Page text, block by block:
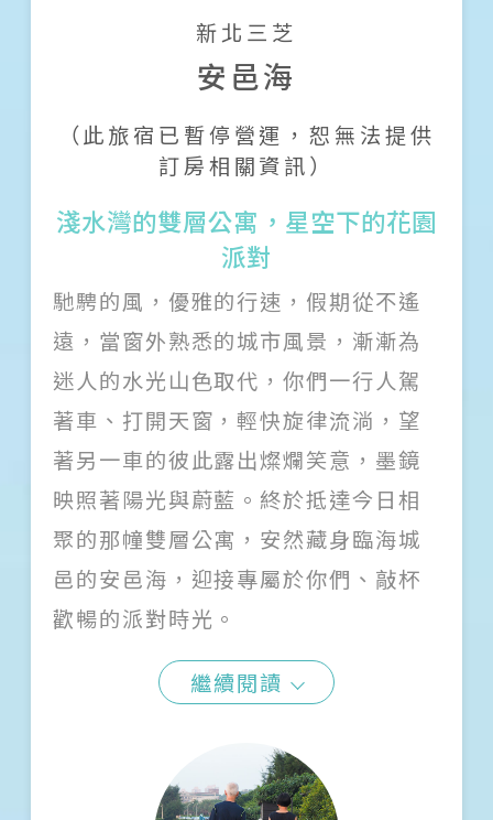
加入我們
Like us on Facebook
Follow us on Instagram
新北三芝
安邑海
（此旅宿已暫停營運，恕無法提供
訂房相關資訊）
淺水灣的雙層公寓，星空下的花園
派對
馳騁的風，優雅的行速，假期從不遙
遠，當窗外熟悉的城市風景，漸漸為
迷人的水光山色取代，你們一行人駕
著車、打開天窗，輕快旋律流淌，望
著另一車的彼此露出燦爛笑意，墨鏡
映照著陽光與蔚藍。終於抵達今日相
聚的那幢雙層公寓，安然藏身臨海城
邑的安邑海，迎接專屬於你們、敲杯
歡暢的派對時光。
繼續閱讀